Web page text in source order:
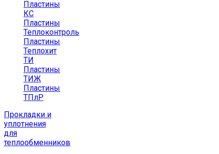
Пластины
КС
Пластины
Теплоконтроль
Пластины
Теплохит
ТИ
Пластины
ТИЖ
Пластины
ТПлР
Прокладки и
уплотнения
для
теплообменников